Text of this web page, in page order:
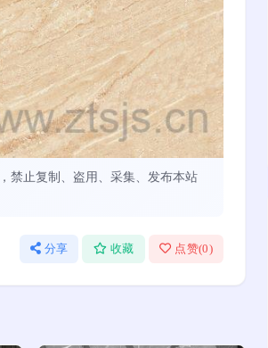
禁止复制、盗用、采集、发布本站
分享 收藏 点赞(0)